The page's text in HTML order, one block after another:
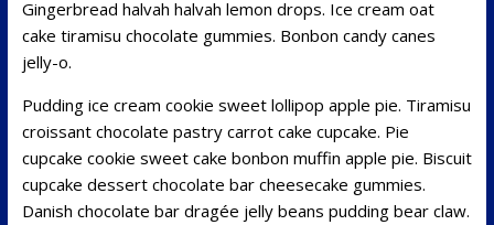
Gingerbread halvah halvah lemon drops. Ice cream oat
cake tiramisu chocolate gummies. Bonbon candy canes
jelly-o.
Pudding ice cream cookie sweet lollipop apple pie. Tiramisu
croissant chocolate pastry carrot cake cupcake. Pie
cupcake cookie sweet cake bonbon muffin apple pie. Biscuit
cupcake dessert chocolate bar cheesecake gummies.
Danish chocolate bar dragée jelly beans pudding bear claw.